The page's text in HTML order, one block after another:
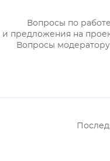
Вопросы по
и предложения на
Вопросы